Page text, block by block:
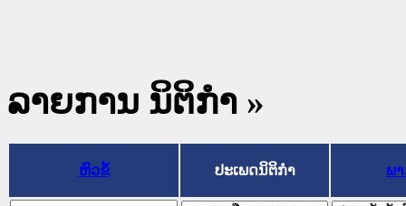
ລາຍການ ນິຕິກໍາ »
ຫົວຂໍ້ ປະເພດນິຕິກຳ ພ